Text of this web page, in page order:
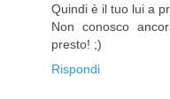
Quindi è il tuo lui a
Non conosco
presto! ;)
Rispondi